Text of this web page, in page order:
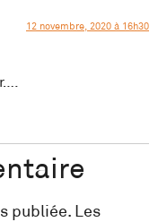
12 novembre, 2020 à 16h30
publiée. Les